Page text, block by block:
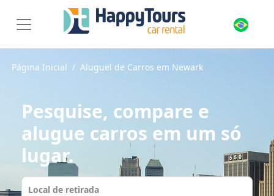
Página Inicial Aluguel de Carros em Newark
Pesquise, compare e
alugue carros em um só
lugar.
Local de retirada